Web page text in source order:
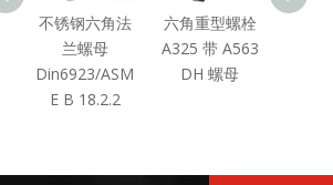
不锈钢六角法
兰螺母
Din6923/ASM
E B 18.2.2
六角重型螺栓
A325 带 A563
DH 螺母